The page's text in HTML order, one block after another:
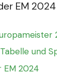
EM 2024
und
EM 2024